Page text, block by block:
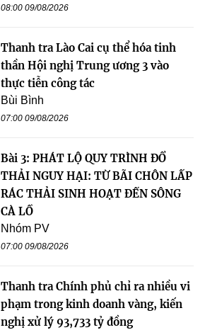
08:00 09/08/2026
Thanh tra Lào Cai cụ thể hóa tinh
thần Hội nghị Trung ương 3 vào
thực tiễn công tác
Bùi Bình
07:00 09/08/2026
Bài 3: PHÁT LỘ QUY TRÌNH ĐỔ
THẢI NGUY HẠI: TỪ BÃI CHÔN LẤP
RÁC THẢI SINH HOẠT ĐẾN SÔNG
CÀ LỒ
Nhóm PV
07:00 09/08/2026
Thanh tra Chính phủ chỉ ra nhiều vi
phạm trong kinh doanh vàng, kiến
nghị xử lý 93,733 tỷ đồng